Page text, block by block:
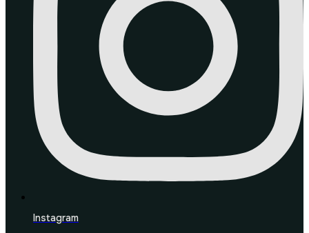
Instagram